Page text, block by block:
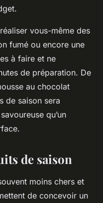
vous-même des
fumé ou encore une
à faire et ne
de préparation. De
au chocolat
de saison sera
qu’un
de saison
moins chers et
de concevoir un